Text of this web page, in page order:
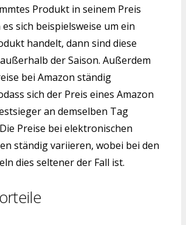
Produkt in seinem Preis
sich beispielsweise um ein
handelt, dann sind diese
der Saison. Außerdem
bei Amazon ständig
sich der Preis eines Amazon
an demselben Tag
Preise bei elektronischen
ständig variieren, wobei bei den
dies seltener der Fall ist.